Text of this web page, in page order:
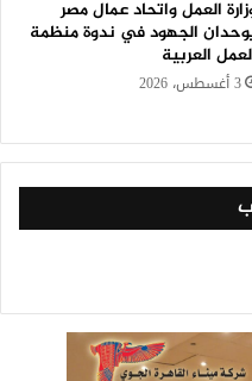
العمل واتحاد عمال مصر
الجهود في ندوة منظمة
العربية
3 أغسطس، 2026